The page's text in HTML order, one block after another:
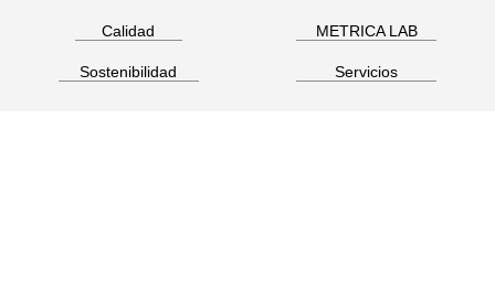
Calidad METRICA LAB
Sostenibilidad Servicios